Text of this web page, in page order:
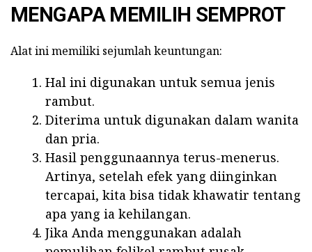
MENGAPA MEMILIH SEMPROT
Alat ini memiliki sejumlah keuntungan:
Hal ini digunakan untuk semua jenis
rambut.
Diterima untuk digunakan dalam wanita
dan pria.
Hasil penggunaannya terus-menerus.
Artinya, setelah efek yang diinginkan
tercapai, kita bisa tidak khawatir tentang
apa yang ia kehilangan.
Jika Anda menggunakan adalah